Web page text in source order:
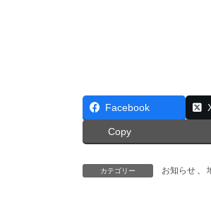
Facebook
Copy
カテゴリー お知らせ 、